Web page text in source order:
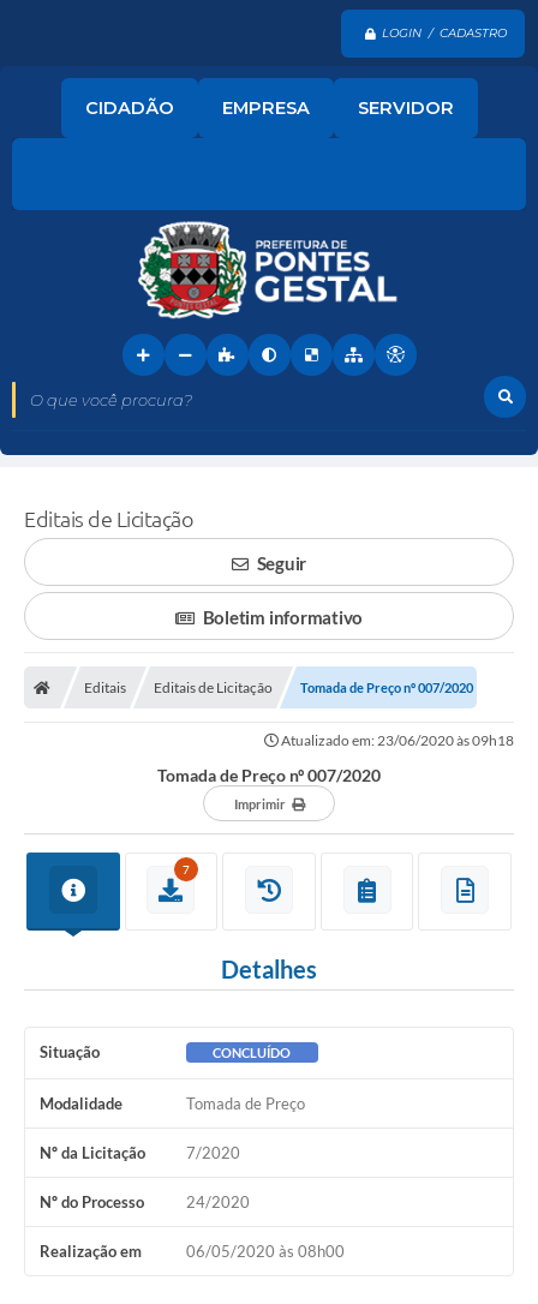
LOGIN / CADASTRO
O que você procura?
CIDADÃO EMPRESA SERVIDOR
Editais de Licitação
Seguir
Boletim informativo
Editais Editais de Licitação Tomada de Preço nº 007/2020
Atualizado em: 23/06/2020 às 09h18
Tomada de Preço nº 007/2020
Imprimir
7
Detalhes
Situação CONCLUÍDO
Modalidade Tomada de Preço
Nº da Licitação 7/2020
Nº do Processo 24/2020
Realização em 06/05/2020 às 08h00